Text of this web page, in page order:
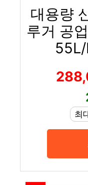
대용량
루거 공
최